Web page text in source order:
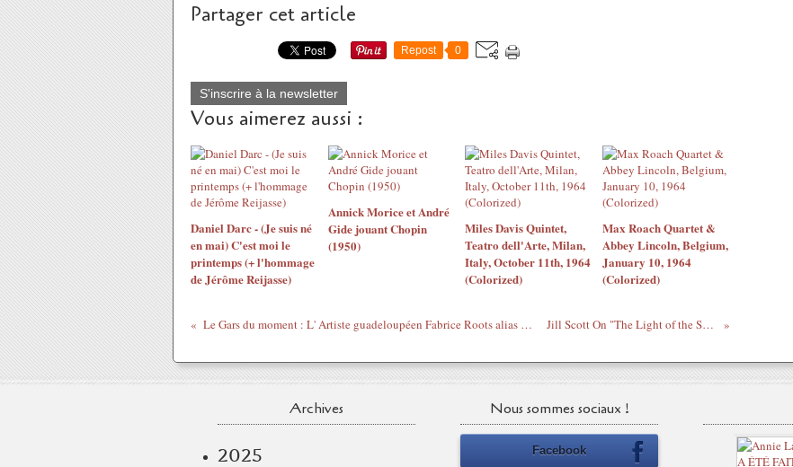
Partager cet article
Repost 0
S'inscrire à la newsletter
Vous aimerez aussi :
Daniel Darc - (Je suis né
en mai) C'est moi le
printemps (+ l'hommage
de Jérôme Reijasse)
Annick Morice et André
Gide jouant Chopin
(1950)
Miles Davis Quintet,
Teatro dell'Arte, Milan,
Italy, October 11th, 1964
(Colorized)
Max Roach Quartet &
Abbey Lincoln, Belgium,
January 10, 1964
(Colorized)
Le Gars du moment : L' Artiste guadeloupéen Fabrice Roots alias Fa7 Jill Scott On "The Light of the Sun"
Archives
2025
Nous sommes sociaux !
Facebook